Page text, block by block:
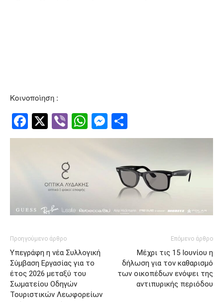
Κοινοποίηση :
Facebook
Twitter
ViberWhatsApp
Messenger
Προηγούμενο άρθρο
Υπεγράφη η νέα Συλλογική
Σύμβαση Εργασίας για το
έτος 2026 μεταξύ του
Σωματείου Οδηγών
Τουριστικών Λεωφορείων
Επόμενο άρθρο
Μέχρι τις 15 Ιουνίου η
δήλωση για τον καθαρισμό
των οικοπέδων ενόψει της
αντιπυρικής περιόδου